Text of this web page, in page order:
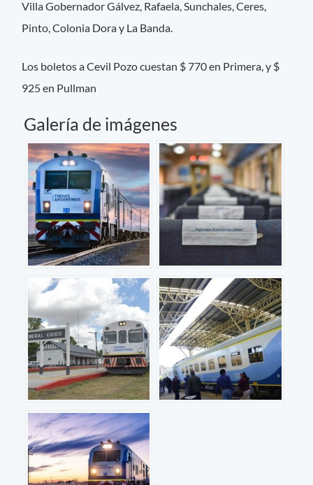
Villa Gobernador Gálvez, Rafaela, Sunchales, Ceres,
Pinto, Colonia Dora y La Banda.
Los boletos a Cevil Pozo cuestan $ 770 en Primera, y $
925 en Pullman
Galería de imágenes